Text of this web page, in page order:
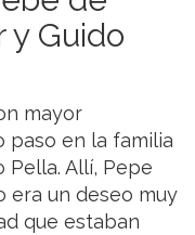
y Guido
mayor
paso en la familia
Pella. Allí, Pepe
era un deseo muy
que estaban